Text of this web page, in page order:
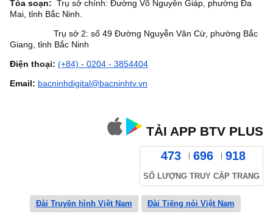
Tòa soạn: Trụ sở chính: Đường Võ Nguyên Giáp, phường Đa
Mai, tỉnh Bắc Ninh.
Trụ sở 2: số 49 Đường Nguyễn Văn Cừ, phường Bắc
Giang, tỉnh Bắc Ninh
Điện thoại: (+84) - 0204 - 3854404
Email: bacninhdigital@bacninhtv.vn
TẢI APP BTV PLUS
473 696 918
SỐ LƯỢNG TRUY CẬP TRANG
Đài Truyền hình Việt Nam Đài Tiếng nói Việt Nam